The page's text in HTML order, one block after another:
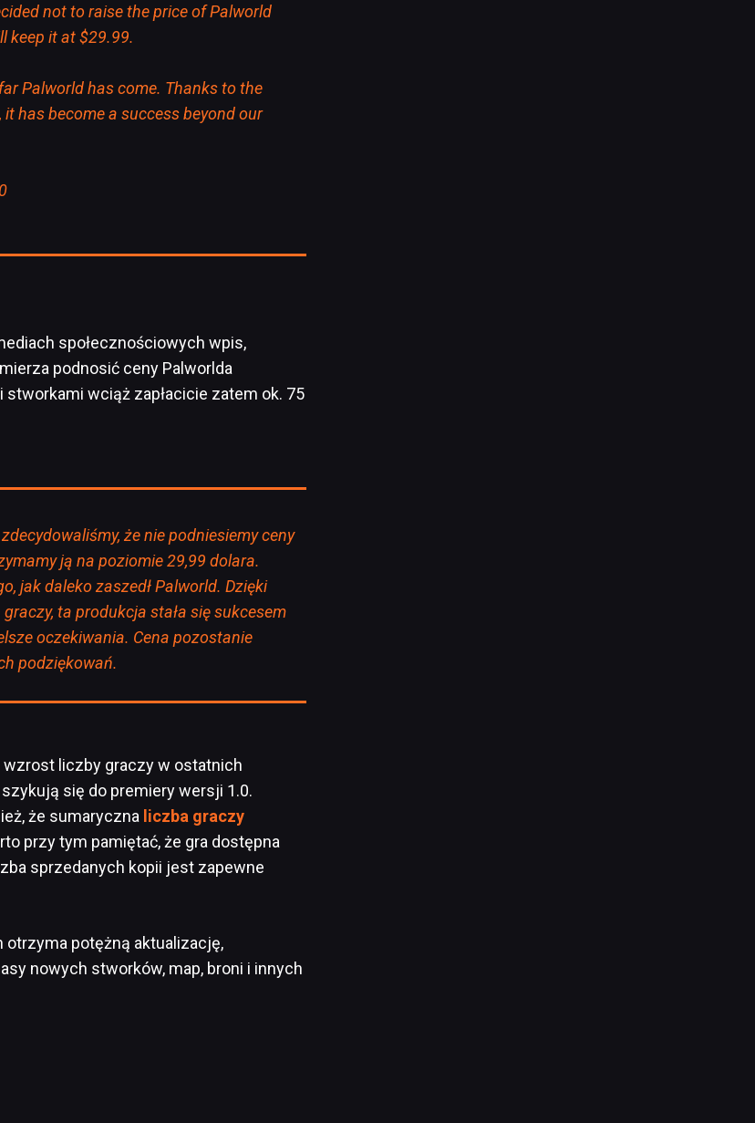
not to raise the price of Palworld
keep it at $29.99.
Palworld has come. Thanks to the
has become a success beyond our
społecznościowych wpis,
podnosić ceny Palworlda
wciąż zapłacicie zatem ok. 75
że nie podniesiemy ceny
ją na poziomie 29,99 dolara.
jak daleko zaszedł Palworld. Dzięki
ta produkcja stała się sukcesem
oczekiwania. Cena pozostanie
podziękowań.
wzrost liczby graczy w ostatnich
się do premiery wersji 1.0.
że sumaryczna liczba graczy
przy tym pamiętać, że gra dostępna
sprzedanych kopii jest zapewne
otrzyma potężną aktualizację,
nowych stworków, map, broni i innych